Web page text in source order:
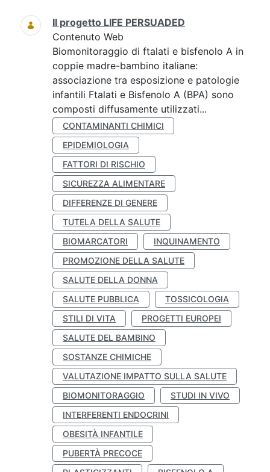
Il progetto LIFE PERSUADED
Contenuto Web
Biomonitoraggio di ftalati e bisfenolo A in
coppie madre-bambino italiane:
associazione tra esposizione e patologie
infantili Ftalati e Bisfenolo A (BPA) sono
composti diffusamente utilizzati...
CONTAMINANTI CHIMICI
EPIDEMIOLOGIA
FATTORI DI RISCHIO
SICUREZZA ALIMENTARE
DIFFERENZE DI GENERE
TUTELA DELLA SALUTE
BIOMARCATORI
INQUINAMENTO
PROMOZIONE DELLA SALUTE
SALUTE DELLA DONNA
SALUTE PUBBLICA
TOSSICOLOGIA
STILI DI VITA
PROGETTI EUROPEI
SALUTE DEL BAMBINO
SOSTANZE CHIMICHE
VALUTAZIONE IMPATTO SULLA SALUTE
BIOMONITORAGGIO
STUDI IN VIVO
INTERFERENTI ENDOCRINI
OBESITÀ INFANTILE
PUBERTÀ PRECOCE